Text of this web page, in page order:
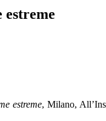
estreme, Milano,